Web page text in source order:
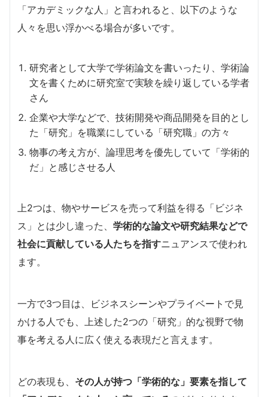
「アカデミックな人」と言われると、以下のような
人々を思い浮かべる場合が多いです。
研究者として大学で学術論文を書いったり、学術論
文を書くために研究室で実験を繰り返している学者
さん
企業や大学などで、技術開発や商品開発を目的とし
た「研究」を職業にしている「研究職」の方々
物事の考え方が、論理思考を優先していて「学術的
だ」と感じさせる人
上2つは、物やサービスを売って利益を得る「ビジネ
ス」とは少し違った、 学術的な論文や研究結果などで
社会に貢献している人たちを指すニュアンスで使われ
ます。
一方で3つ目は、ビジネスシーンやプライベートで見
かける人でも、上述した2つの「研究」的な視野で物
事を考える人に広く使える表現だと言えます。
どの表現も、 その人が持つ「学術的な」要素を指して